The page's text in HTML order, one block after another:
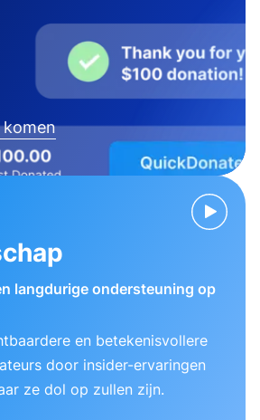
langdurige ondersteuning op
en betekenisvollere
door insider-ervaringen
ze dol op zullen zijn.